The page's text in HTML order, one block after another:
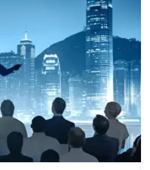
aliqua enim ad minim veniam
tion ullamco ipsum laboris.